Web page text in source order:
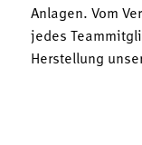
Anlagen. Vom
jedes
Herstellung